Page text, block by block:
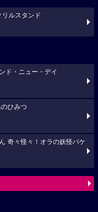
リルスタンド
ド・ニュー・デイ
ひみつ
奇々怪々！オラの妖怪バケ